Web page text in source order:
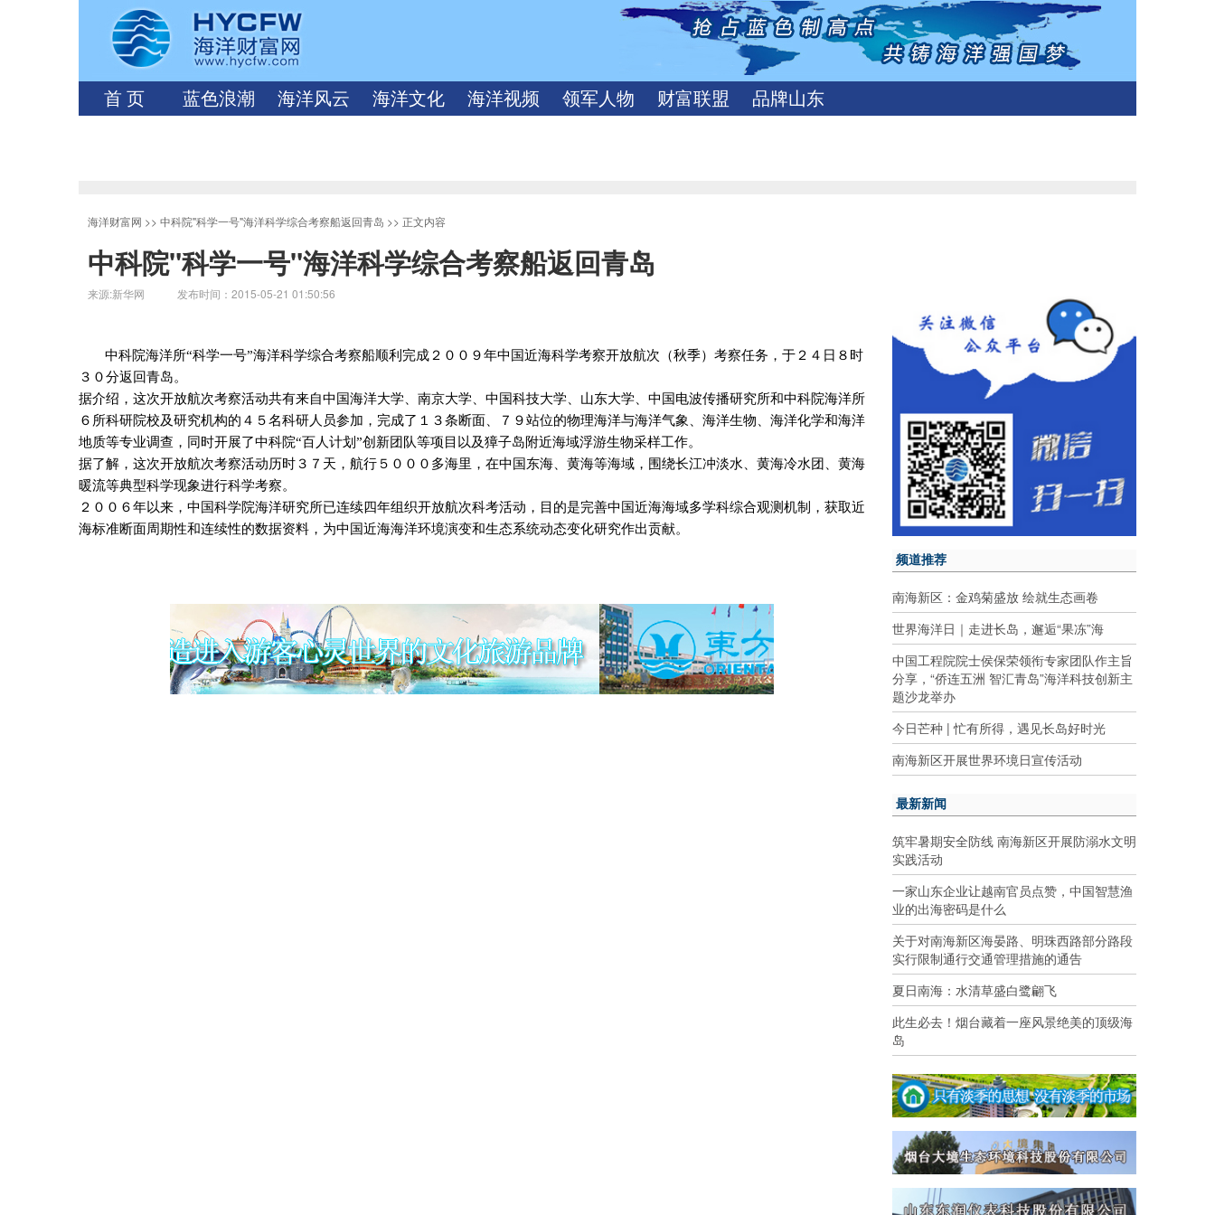
首 页 蓝色浪潮 海洋风云 海洋文化 海洋视频 领军人物 财富联盟 品牌山东
海洋财富网 >> 中科院"科学一号"海洋科学综合考察船返回青岛 >> 正文内容
中科院"科学一号"海洋科学综合考察船返回青岛
来源:新华网 发布时间：2015-05-21 01:50:56
中科院海洋所“科学一号”海洋科学综合考察船顺利完成２００９年中国近海科学考察开放航次（秋季）考察任务，于２４日８时
３０分返回青岛。
据介绍，这次开放航次考察活动共有来自中国海洋大学、南京大学、中国科技大学、山东大学、中国电波传播研究所和中科院海洋所
６所科研院校及研究机构的４５名科研人员参加，完成了１３条断面、７９站位的物理海洋与海洋气象、海洋生物、海洋化学和海洋
地质等专业调查，同时开展了中科院“百人计划”创新团队等项目以及獐子岛附近海域浮游生物采样工作。
据了解，这次开放航次考察活动历时３７天，航行５０００多海里，在中国东海、黄海等海域，围绕长江冲淡水、黄海冷水团、黄海
暖流等典型科学现象进行科学考察。
２００６年以来，中国科学院海洋研究所已连续四年组织开放航次科考活动，目的是完善中国近海海域多学科综合观测机制，获取近
海标准断面周期性和连续性的数据资料，为中国近海海洋环境演变和生态系统动态变化研究作出贡献。
频道推荐
南海新区：金鸡菊盛放 绘就生态画卷
世界海洋日｜走进长岛，邂逅“果冻”海
中国工程院院士侯保荣领衔专家团队作主旨
分享，“侨连五洲 智汇青岛”海洋科技创新主
题沙龙举办
今日芒种 | 忙有所得，遇见长岛好时光
南海新区开展世界环境日宣传活动
最新新闻
筑牢暑期安全防线 南海新区开展防溺水文明
实践活动
一家山东企业让越南官员点赞，中国智慧渔
业的出海密码是什么
关于对南海新区海晏路、明珠西路部分路段
实行限制通行交通管理措施的通告
夏日南海：水清草盛白鹭翩飞
此生必去！烟台藏着一座风景绝美的顶级海
岛